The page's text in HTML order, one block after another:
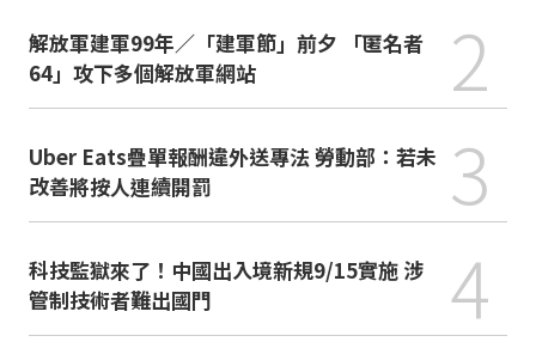
解放軍建軍99年／「建軍節」前夕 「匿名者
64」攻下多個解放軍網站
2
Uber Eats疊單報酬違外送專法 勞動部：若未
改善將按人連續開罰
3
科技監獄來了！中國出入境新規9/15實施 涉
管制技術者難出國門
4